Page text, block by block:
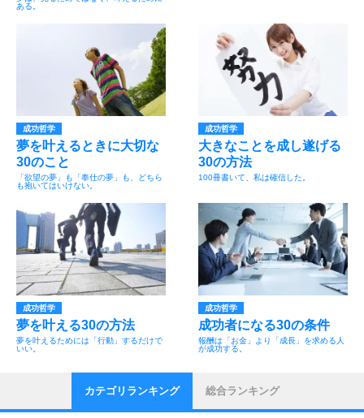
ある。
成功哲学
夢を叶えるときに大切な
30のこと
「欲望の夢」も「奉仕の夢」も、どちら
も抱いてはいけない。
成功哲学
大きなことを成し遂げる
30の方法
100冊書いて、私は確信した。
成功哲学
夢を叶える30の方法
夢を叶えるためには「行動」するだけで
いい。
成功哲学
成功者になる30の条件
報酬は「お金」より「成長」を求める人
が成功する。
カテゴリランキング 総合ランキング